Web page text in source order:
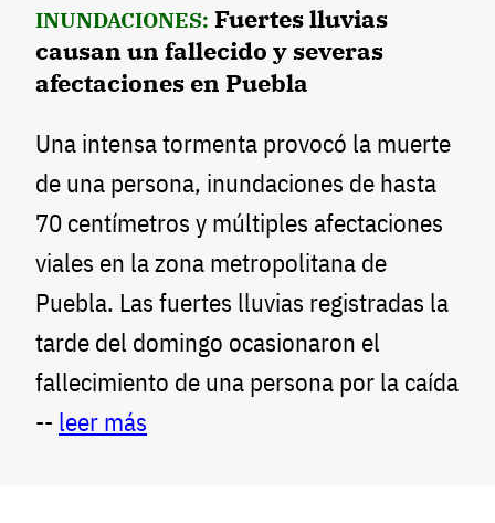
INUNDACIONES: Fuertes lluvias
causan un fallecido y severas
afectaciones en Puebla
Una intensa tormenta provocó la muerte
de una persona, inundaciones de hasta
70 centímetros y múltiples afectaciones
viales en la zona metropolitana de
Puebla. Las fuertes lluvias registradas la
tarde del domingo ocasionaron el
fallecimiento de una persona por la caída
-- leer más